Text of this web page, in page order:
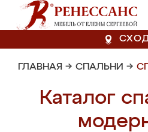
ГЛАВНАЯ → СПАЛЬНИ →
Каталог